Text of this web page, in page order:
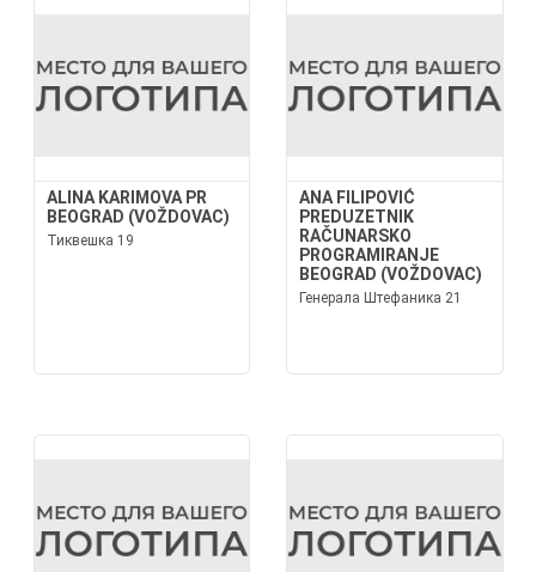
ALINA KARIMOVA PR
BEOGRAD (VOŽDOVAC)
Тиквешка 19
ANA FILIPOVIĆ
PREDUZETNIK
RAČUNARSKO
PROGRAMIRANJE
BEOGRAD (VOŽDOVAC)
Генерала Штефаника 21